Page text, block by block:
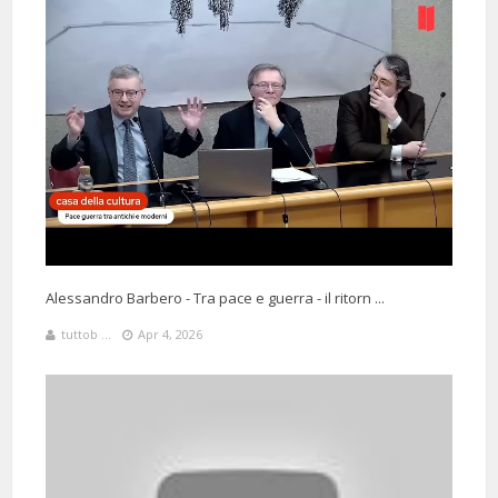
Alessandro Barbero - Tra pace e guerra - il ritorn ...
tuttob ... Apr 4, 2026